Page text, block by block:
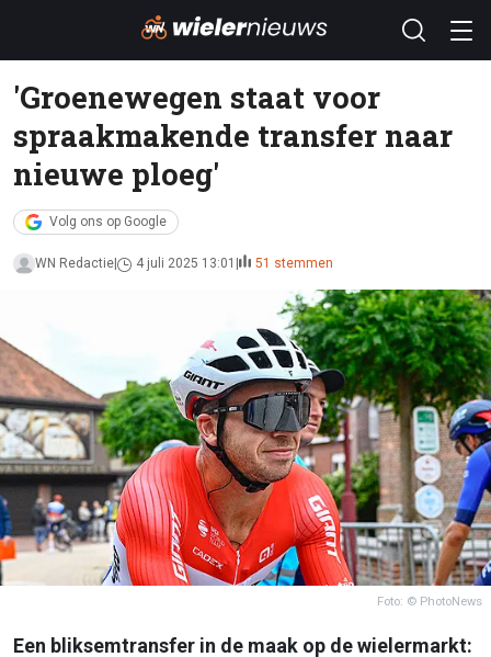
'Groenewegen staat voor
spraakmakende transfer naar
nieuwe ploeg'
Volg ons op Google
WN Redactie 4 juli 2025 13:01 51 stemmen
Foto: © PhotoNews
Een bliksemtransfer in de maak op de wielermarkt: